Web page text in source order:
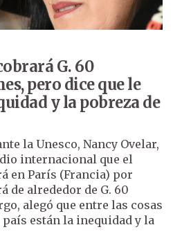
G. 60
pero dice que le
y la pobreza de
la Unesco, Nancy Ovelar,
internacional que el
en París (Francia) por
de alrededor de G. 60
alegó que entre las cosas
están la inequidad y la